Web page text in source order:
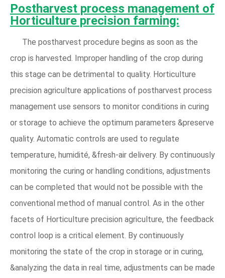
Postharvest process management of
Horticulture precision farming:
The postharvest procedure begins as soon as the
crop is harvested. Improper handling of the crop during
this stage can be detrimental to quality. Horticulture
precision agriculture applications of postharvest process
management use sensors to monitor conditions in curing
or storage to achieve the optimum parameters &preserve
quality. Automatic controls are used to regulate
temperature, humidité, &fresh-air delivery. By continuously
monitoring the curing or handling conditions, adjustments
can be completed that would not be possible with the
conventional method of manual control. As in the other
facets of Horticulture precision agriculture, the feedback
control loop is a critical element. By continuously
monitoring the state of the crop in storage or in curing,
&analyzing the data in real time, adjustments can be made